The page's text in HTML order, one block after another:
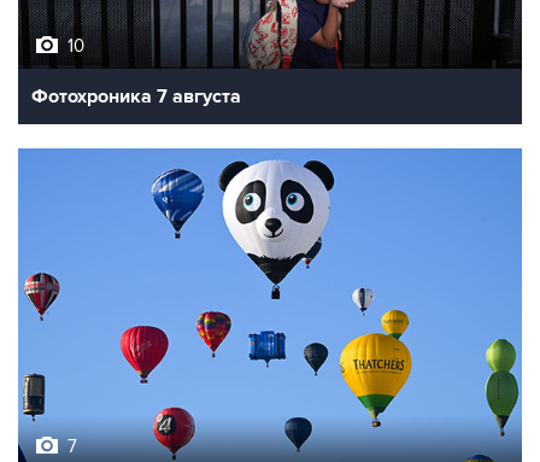
10
Фотохроника 7 августа
7